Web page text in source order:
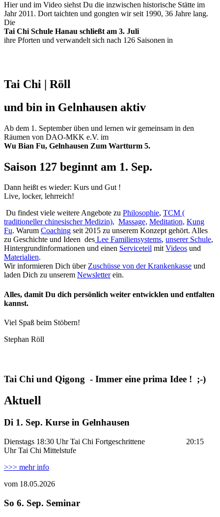
Hier und im Video siehst Du die inzwischen historische Stätte im
Jahr 2011. Dort taichten und gongten wir seit 1990, 36 Jahre lang.
Die
Tai Chi Schule Hanau schließt am 3. Juli
ihre Pforten und verwandelt sich nach 126 Saisonen in
Tai Chi | Röll
und bin in Gelnhausen aktiv
Ab dem 1. September üben und lernen wir gemeinsam in den
Räumen von DAO-MKK e.V. im
Wu Bian Fu, Gelnhausen Zum Wartturm 5.
Saison 127 beginnt am 1. Sep.
Dann heißt es wieder: Kurs und Gut !
Live, locker, lehrreich!
Du findest viele weitere Angebote zu Philosophie, TCM (
traditioneller chinesischer Medizin), Massage, Meditation, Kung
Fu. Warum Coaching seit 2015 zu unserem Konzept gehört. Alles
zu Geschichte und Ideen des Lee Familiensystems, unserer Schule,
Hintergrundinformationen und einen Serviceteil mitVideos und
Materialien.
Wir informieren Dich überZuschüsse von der Krankenkasse und
laden Dich zu unserem Newsletterein.
Alles, damit Du dich persönlich weiter entwicklen und entfalten
kannst.
Viel Spaß beim Stöbern!
Stephan Röll
Tai Chi und Qigong - Immer eine prima Idee ! ;-)
Aktuell
Di 1. Sep. Kurse in Gelnhausen
Dienstags 18:30 Uhr Tai Chi Fortgeschrittene 20:15
Uhr Tai Chi Mittelstufe
>>> mehr info
vom 18.05.2026
So 6. Sep. Seminar